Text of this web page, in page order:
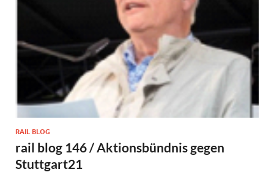
RAIL BLOG
rail blog 146 / Aktionsbündnis gegen
Stuttgart21